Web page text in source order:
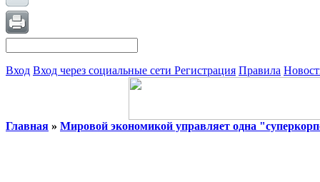
Вход Вход через социальные сети Регистрация Правила
Главная » Мировой экономикой управляет одна